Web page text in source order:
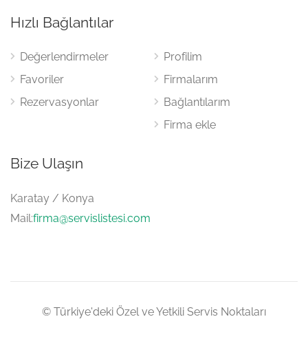
Hızlı Bağlantılar
Değerlendirmeler
Favoriler
Rezervasyonlar
Profilim
Firmalarım
Bağlantılarım
Firma ekle
Bize Ulaşın
Karatay / Konya
Mail:firma@servislistesi.com
© Türkiye'deki Özel ve Yetkili Servis Noktaları